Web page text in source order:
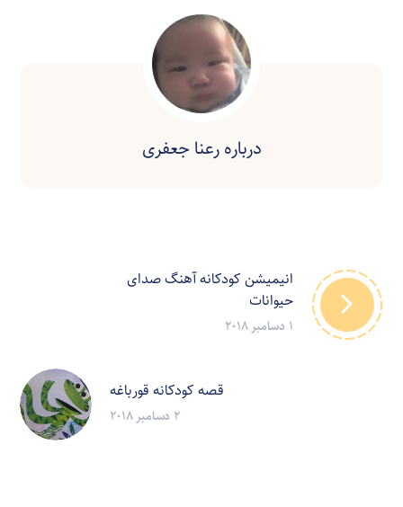
درباره رعنا جعفری
انیمیشن کودکانه آهنگ صدای
حیوانات
1 دسامبر 2018
قصه کودکانه قورباغه
2 دسامبر 2018